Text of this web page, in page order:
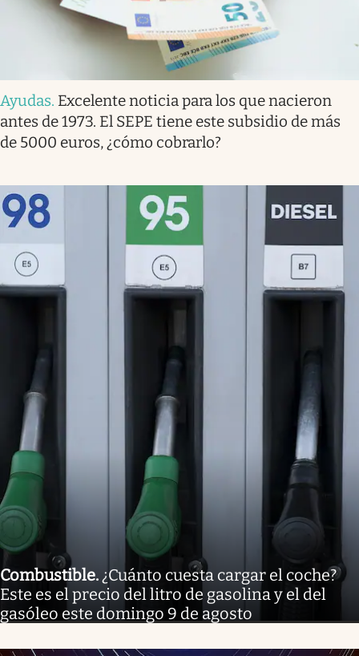
Ayudas. Excelente noticia para los que nacieron
antes de 1973. El SEPE tiene este subsidio de más
de 5000 euros, ¿cómo cobrarlo?
Combustible. ¿Cuánto cuesta cargar el coche?
Este es el precio del litro de gasolina y el del
gasóleo este domingo 9 de agosto